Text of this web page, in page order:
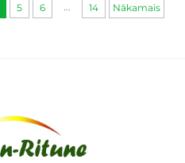
5 6 ... 14 Nākamais